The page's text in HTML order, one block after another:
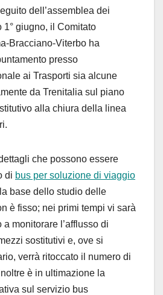
dell’assemblea dei
1° giugno, il Comitato
Bracciano-Viterbo ha
presso
ai Trasporti sia alcune
da Trenitalia sul piano
alla chiura della linea
che possono essere
di bus per soluzione di viaggio
base dello studio delle
è fisso; nei primi tempi vi sarà
monitorare l’afflusso di
sostitutivi e, ove si
verrà ritoccato il numero di
è in ultimazione la
sul servizio bus